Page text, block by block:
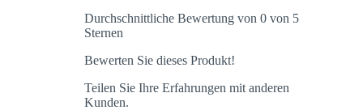
Durchschnittliche Bewertung von 0 von 5
Sternen
Bewerten Sie dieses Produkt!
Teilen Sie Ihre Erfahrungen mit anderen
Kunden.